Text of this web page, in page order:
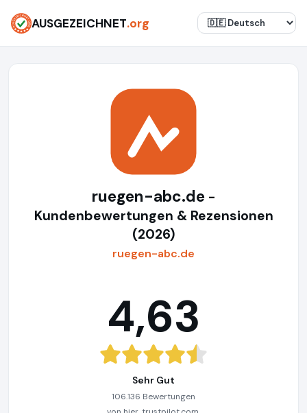
AUSGEZEICHNET.org
ruegen-abc.de -
Kundenbewertungen & Rezensionen
(2026)
ruegen-abc.de
4,63
Sehr Gut
106.136 Bewertungen